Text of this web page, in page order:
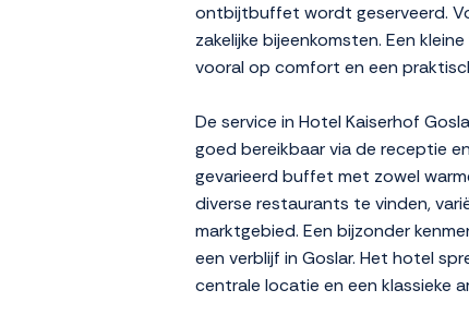
ontbijtbuffet wordt geserveerd.
zakelijke bijeenkomsten. Een
vooral op comfort en een
De service in Hotel Kaiserhof
goed bereikbaar via de receptie
gevarieerd buffet met zowel
diverse restaurants te vinden,
marktgebied. Een bijzonder
een verblijf in Goslar. Het hotel
centrale locatie en een klassieke